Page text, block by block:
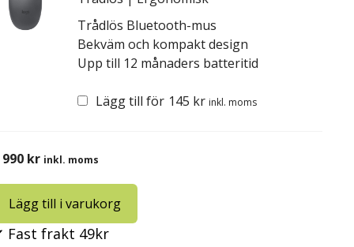
Trådlös Bluetooth-mus
Bekväm och kompakt design
Upp till 12 månaders batteritid
Lägg till för 145 kr inkl. moms
kr inkl. moms
Lägg till i varukorg
Fast frakt 49kr